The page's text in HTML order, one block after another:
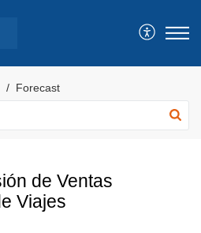
Forecast
de Ventas
Viajes